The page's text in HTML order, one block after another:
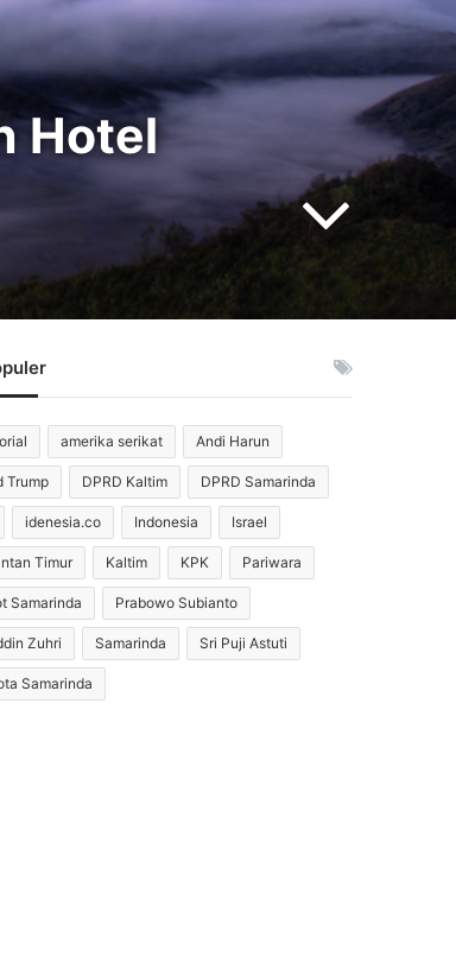
Hotel
amerika serikat Andi Harun
Trump DPRD Kaltim DPRD Samarinda
idenesia.co Indonesia Israel
Timur Kaltim KPK Pariwara
Samarinda Prabowo Subianto
Zuhri Samarinda Sri Puji Astuti
Samarinda